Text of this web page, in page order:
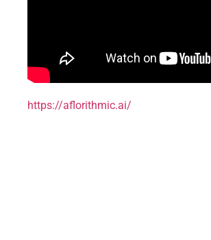
https://aflorithmic.ai/